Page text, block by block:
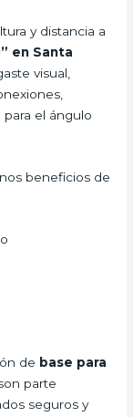
y distancia a
en Santa
visual,
el ángulo
beneficios de
de base para
parte
seguros y